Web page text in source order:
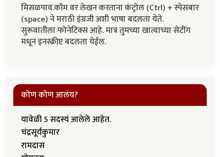
मिसळपाव.कॉम वर लेखन करताना कंट्रोल (Ctrl) + स्पेसबार
(space) ने मराठी इंग्रजी अशी भाषा बदलता येते.
सुरूवातीला फोनेटिक्स आहे. मात्र तुमच्या खात्याच्या सेटींग
मधून इनस्क्रीप्ट बदलता येईल.
कोण कोण आलंय?
यावेळी 5 सदस्यं आलेले आहेत.
चंद्रसूर्यकुमार
रामदास